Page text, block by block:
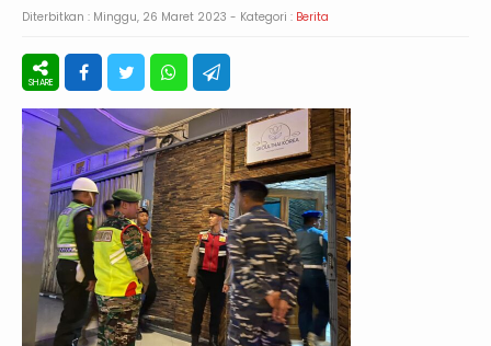
Diterbitkan : Minggu, 26 Maret 2023 - Kategori : Berita